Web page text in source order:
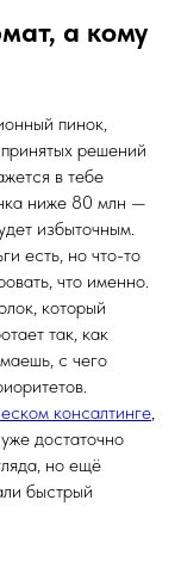
а кому
пинок,
решений
в тебе
ниже 80 млн —
избыточным.
есть, но что-то
что именно.
который
так, как
с чего
консалтинге,
достаточно
но ещё
быстрый